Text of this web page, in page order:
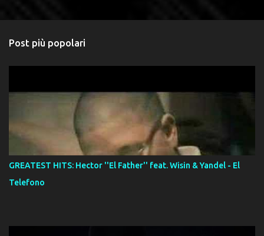
Post più popolari
GREATEST HITS: Hector ''El Father'' feat. Wisin & Yandel - El
Telefono